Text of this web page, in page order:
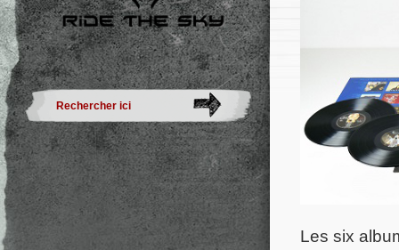
Les six